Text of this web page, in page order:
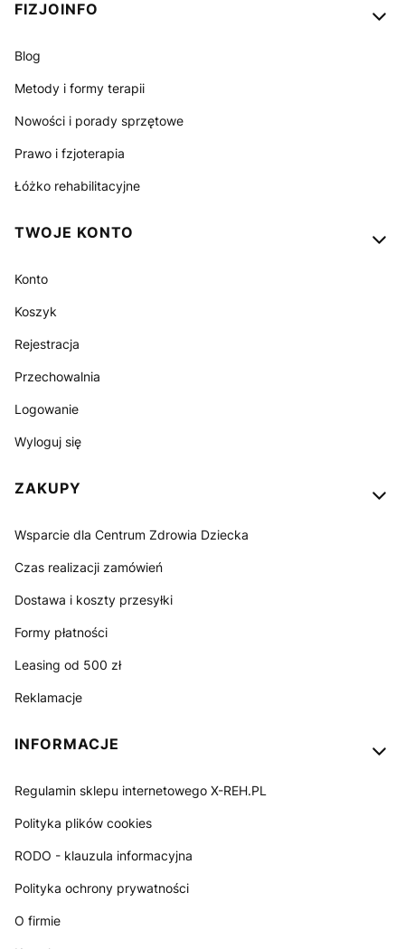
FIZJOINFO
Blog
Metody i formy terapii
Nowości i porady sprzętowe
Prawo i fzjoterapia
Łóżko rehabilitacyjne
TWOJE KONTO
Konto
Koszyk
Rejestracja
Przechowalnia
Logowanie
Wyloguj się
ZAKUPY
Wsparcie dla Centrum Zdrowia Dziecka
Czas realizacji zamówień
Dostawa i koszty przesyłki
Formy płatności
Leasing od 500 zł
Reklamacje
INFORMACJE
Regulamin sklepu internetowego X-REH.PL
Polityka plików cookies
RODO - klauzula informacyjna
Polityka ochrony prywatności
O firmie